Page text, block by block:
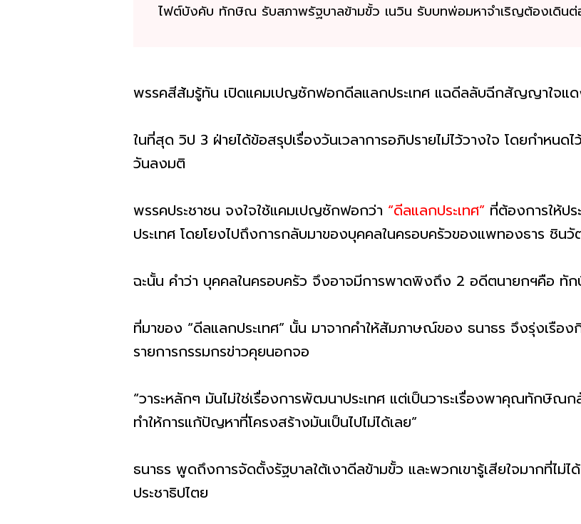
ไฟต์บังคับ ทักษิณ รับสภาพรัฐบาลข้ามขั้ว เนวิน รับบทพ่อมหาจำเริญต้องเดิน
พรรคสีส้มรู้ทัน เปิดแคมเปญซักฟอกดีลแลกประเทศ แฉดีลลับฉีกสัญญาใจแ
ในที่สุด วิป 3 ฝ่ายได้ข้อสรุปเรื่องวันเวลาการอภิปรายไม่ไว้วางใจ โดยกำหน
วันลงมติ
พรรคประชาชน จงใจใช้แคมเปญซักฟอกว่า “ดีลแลกประเทศ” ที่ต้องการให้ป
ประเทศ โดยโยงไปถึงการกลับมาของบุคคลในครอบครัวของแพทองธาร ชิน
ฉะนั้น คำว่า บุคคลในครอบครัว จึงอาจมีการพาดพิงถึง 2 อดีตนายกฯคือ
ที่มาของ “ดีลแลกประเทศ” นั้น มาจากคำให้สัมภาษณ์ของ ธนาธร จึงรุ่งเรือ
รายการกรรมกรข่าวคุยนอกจอ
“วาระหลักๆ มันไม่ใช่เรื่องการพัฒนาประเทศ แต่เป็นวาระเรื่องพาคุณทักษิณ
ทำให้การแก้ปัญหาที่โครงสร้างมันเป็นไปไม่ได้เลย”
ธนาธร พูดถึงการจัดตั้งรัฐบาลใต้เงาดีลข้ามขั้ว และพวกเขารู้เสียใจมากที่ไ
ประชาธิปไตย